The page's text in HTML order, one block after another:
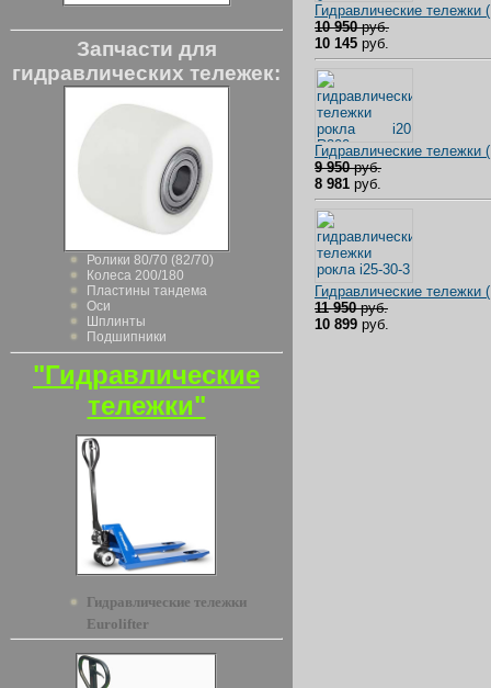
Запчасти для
гидравлических тележек:
Ролики 80/70 (82/70)
Колеса 200/180
Пластины тандема
Оси
Шплинты
Подшипники
"Гидравлические
тележки"
Гидравлические тележки
Eurolifter
Гидравлические
10 950руб.
10 145 руб.
Гидравлические
9 950руб.
8 981 руб.
Гидравлические
11 950руб.
10 899 руб.